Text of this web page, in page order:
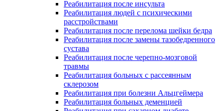
Реабилитация после инсульта
Реабилитация людей с психическими
расстройствами
Реабилитация после перелома шейки бедра
Реабилитация после замены тазобедренного
сустава
Реабилитация после черепно-мозговой
травмы
Реабилитация больных с рассеянным
склерозом
Реабилитация при болезни Альцгеймера
Реабилитация больных деменцией